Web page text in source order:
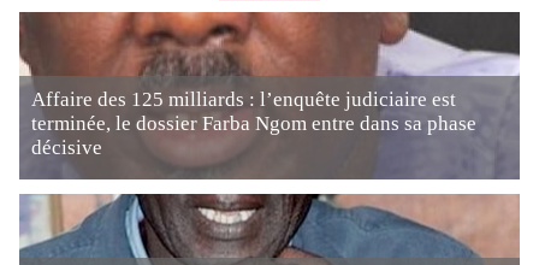
Affaire des 125 milliards : l’enquête judiciaire est
terminée, le dossier Farba Ngom entre dans sa phase
décisive